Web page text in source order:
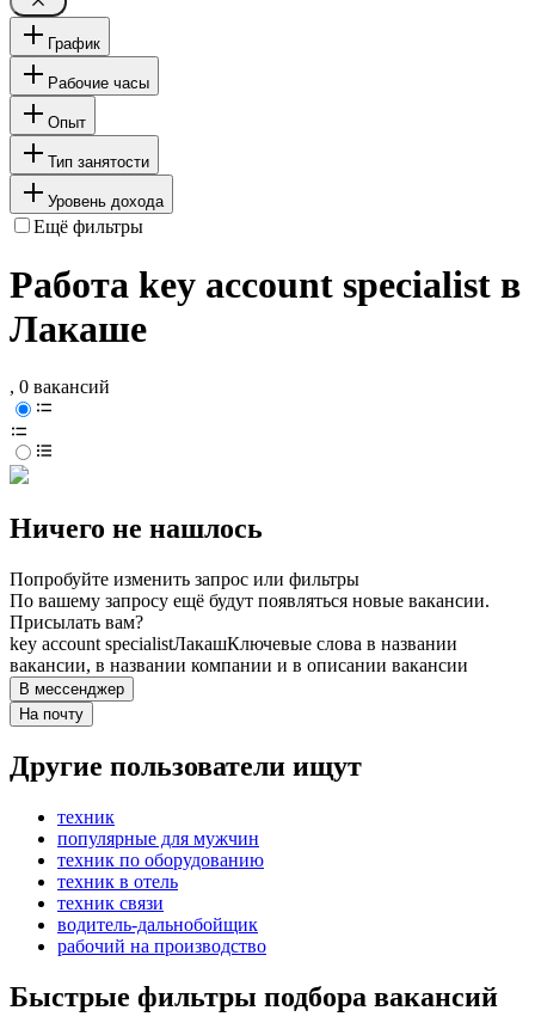
График
Рабочие часы
Опыт
Тип занятости
Уровень дохода
Ещё фильтры
Работа key account specialist в
Лакаше
, 0 вакансий
Ничего не нашлось
Попробуйте изменить запрос или фильтры
По вашему запросу ещё будут появляться новые вакансии.
Присылать вам?
key account specialistЛакашКлючевые слова в названии
вакансии, в названии компании и в описании вакансии
В мессенджер
На почту
Другие пользователи ищут
техник
популярные для мужчин
техник по оборудованию
техник в отель
техник связи
водитель-дальнобойщик
рабочий на производство
Быстрые фильтры подбора вакансий